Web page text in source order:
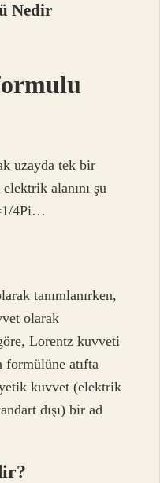
Nedir
uzayda tek bir
alanını şu
4Pi…
tanımlanırken,
olarak
Lorentz kuvveti
atıfta
kuvvet (elektrik
dışı) bir ad